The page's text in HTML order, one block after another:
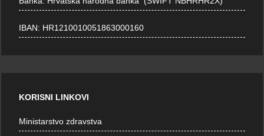
IBAN: HR1210010051863000160
KORISNI LINKOVI
Ministarstvo zdravstva